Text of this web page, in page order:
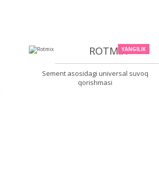
YANGILIK
ROTMIX
Sement asosidagi universal suvoq
qorishmasi